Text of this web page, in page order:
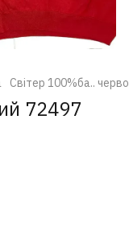
Світер 100%ба..
72497